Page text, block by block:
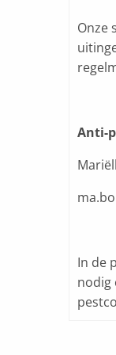
Onze
Anti-
In de
nodig